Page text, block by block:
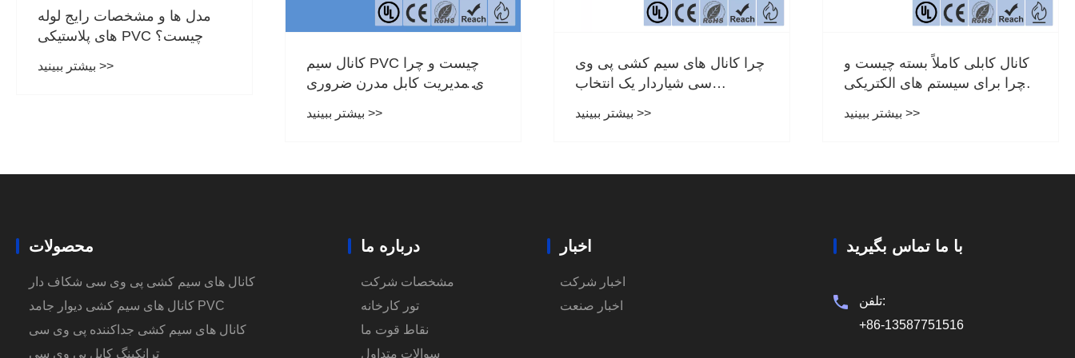
مدل ها و مشخصات رایج لوله
های پلاستیکی PVC چیست؟
بیشتر ببینید >>
کانال سیم PVC چیست و چرا
برای مدیریت کابل مدرن ضروری
بیشتر ببینید >>
چرا کانال های سیم کشی پی وی
سی شیاردار یک انتخاب
مدرن هستند؟
بیشتر ببینید >>
کانال کابلی کاملاً بسته چیست و
چرا برای سیستم های الکتریکی
بالا ضروری است
بیشتر ببینید >>
محصولات
کانال های سیم کشی پی وی سی شکاف دار
کانال های سیم کشی دیوار جامد PVC
کانال های سیم کشی جداکننده پی وی سی
ترانکینگ کابل پی وی سی
درباره ما
مشخصات شرکت
تور کارخانه
نقاط قوت ما
سوالات متداول
اخبار
اخبار شرکت
اخبار صنعت
با ما تماس بگیرید
تلفن:
+86-13587751516